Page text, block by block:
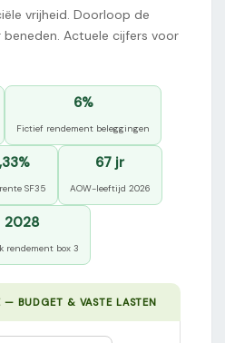
vrijheid. Doorloop de
Actuele cijfers voor
6%
Fictief rendement beleggingen
SF35
67 jr
AOW-leeftijd 2026
2028
rendement box 3
— BUDGET & VASTE LASTEN